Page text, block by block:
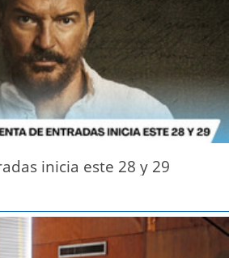
inicia este 28 y 29